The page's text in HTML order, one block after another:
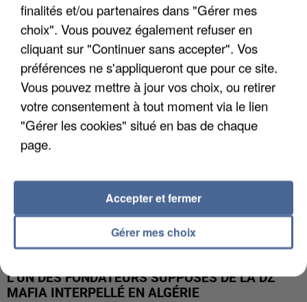
APRÈS TOUTES CES CANICULES, LES REFUGES
DE FAUNE SAUVAGE SONT...
L’UN DES FONDATEURS SUPPOSÉS DE LA DZ
MAFIA INTERPELLÉ EN ALGÉRIE
finalités et/ou partenaires dans "Gérer mes
choix". Vous pouvez également refuser en
cliquant sur "Continuer sans accepter". Vos
préférences ne s'appliqueront que pour ce site.
Vous pouvez mettre à jour vos choix, ou retirer
votre consentement à tout moment via le lien
"Gérer les cookies" situé en bas de chaque
page.
Gérer mes choix
Accepter et fermer